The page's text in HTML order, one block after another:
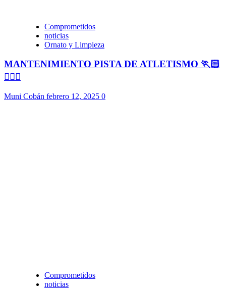
Comprometidos
noticias
Ornato y Limpieza
MANTENIMIENTO PISTA DE ATLETISMO 🏃🏻
🏃🏻‍♀️
Muni Cobán febrero 12, 2025 0
Comprometidos
noticias